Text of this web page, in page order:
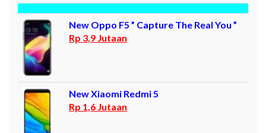
New Oppo F5 ” Capture The Real You ”
Rp 3,9 Jutaan
New Xiaomi Redmi 5
Rp 1,6 Jutaan